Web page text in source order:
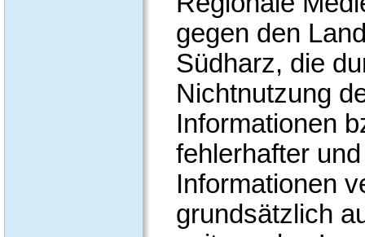
gegen den
Südharz, die
Nichtnutzung
Informationen
fehlerhafter
Informationen
grundsätzlich